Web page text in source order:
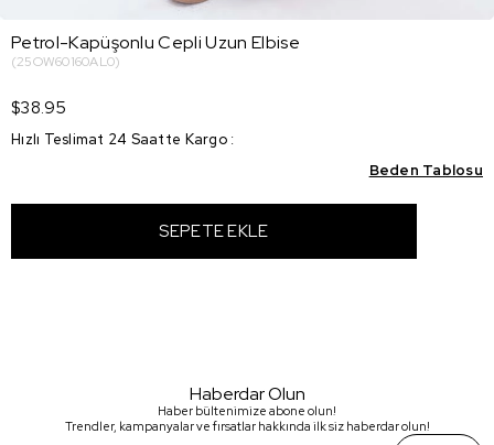
Petrol-Kapüşonlu Cepli Uzun Elbise
(25OW60160AL0)
$38.95
Hızlı Teslimat 24 Saatte Kargo :
Beden Tablosu
Haberdar Olun
Haber bültenimize abone olun!
Trendler, kampanyalar ve fırsatlar hakkında ilk siz haberdar olun!